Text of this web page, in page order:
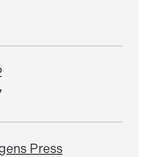
Press